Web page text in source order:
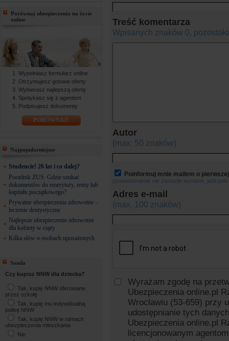
Porównaj ubezpieczenia na życie
online
Wypełniasz formularz online
Otrzymujesz gotowe oferty
Wybierasz najlepszą ofertę
Spotykasz się z agentem
Podpisujesz dokumenty
PORÓWNAJ!
Najpopularniejsze
Studencie! 26 lat i co dalej?
Poradnik ZUS: Gdzie szukać
dokumentów do emerytury, renty lub
kapitału początkowego?
Prywatne ubezpieczenia zdrowotne –
leczenie dentystyczne
Najlepsze ubezpieczenie zdrowotne
dla kobiety w ciąży
Kilka słów o osobach uposażonych
Sonda
Czy kupisz NNW dla dziecka?
Tak, kupię NNW oferowane
przez szkołę
Tak, kupię mu indywidualną
polisę NNW
Tak, kupię NNW w ramach
ubezpieczenia mieszkania
Nie
Treść komentarza
Wpisanych znaków 0,
Autor
(max. 50 znaków)
Poinformuj mnie mailem o
(powiadomienie nie zostanie wysłane, jeśli
Adres e-mail
(max. 100 znaków)
Wyrażam zgodę na
Ubezpieczenia online.pl
Wrocławiu (53-659) przy
udostępnianie tych
Ubezpieczenia online.pl
licencjonowanym